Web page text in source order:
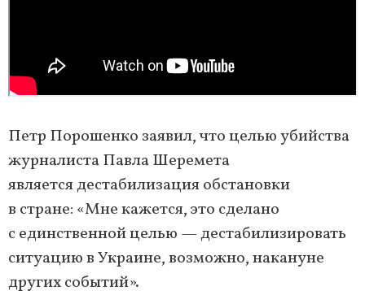
Петр Порошенко заявил, что целью убийства
журналиста Павла Шеремета
является дестабилизация обстановки
в стране: «Мне кажется, это сделано
с единственной целью — дестабилизировать
ситуацию в Украине, возможно, накануне
других событий».